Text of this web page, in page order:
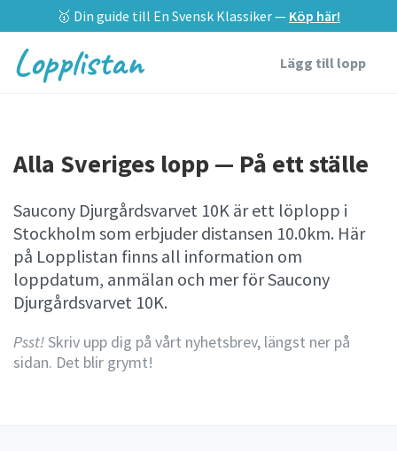
🥇 Din guide till En Svensk Klassiker — Köp här!
Lopplistan Lägg till lopp
Alla Sveriges lopp — På ett ställe
Saucony Djurgårdsvarvet 10K är ett löplopp i
Stockholm som erbjuder distansen 10.0km. Här
på Lopplistan finns all information om
loppdatum, anmälan och mer för Saucony
Djurgårdsvarvet 10K.
Psst!Skriv upp dig på vårt nyhetsbrev, längst ner på
sidan. Det blir grymt!